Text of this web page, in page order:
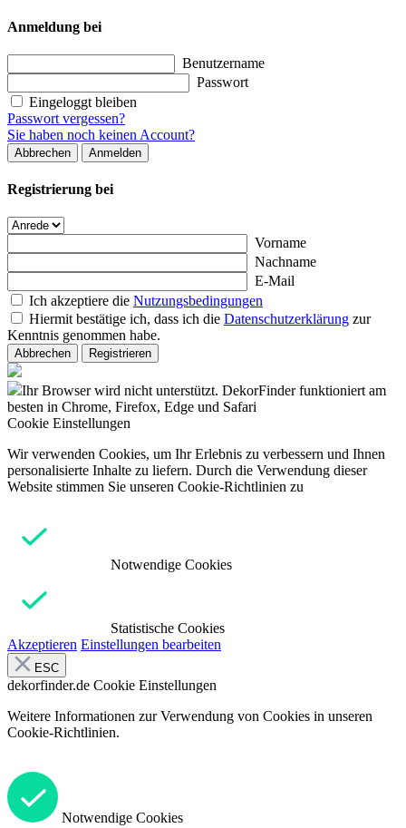
Anmeldung bei
Benutzername
Passwort
Eingeloggt bleiben
Passwort vergessen?
Sie haben noch keinen Account?
Abbrechen Anmelden
Registrierung bei
Vorname
Nachname
E-Mail
Ich akzeptiere die Nutzungsbedingungen
Hiermit bestätige ich, dass ich die Datenschutzerklärung zur
Kenntnis genommen habe.
Abbrechen Registrieren
Ihr Browser wird nicht unterstützt. DekorFinder funktioniert am
besten in Chrome, Firefox, Edge und Safari
Cookie Einstellungen
Wir verwenden Cookies, um Ihr Erlebnis zu verbessern und Ihnen
personalisierte Inhalte zu liefern. Durch die Verwendung dieser
Website stimmen Sie unseren Cookie-Richtlinien zu
Notwendige Cookies
Statistische Cookies
Akzeptieren Einstellungen bearbeiten
ESC
dekorfinder.de Cookie Einstellungen
Weitere Informationen zur Verwendung von Cookies in unseren
Cookie-Richtlinien.
Notwendige Cookies